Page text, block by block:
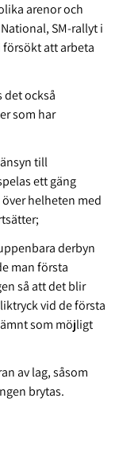
arenor och
SM-rallyt i
försökt att arbeta
det också
som har
till
ett gäng
helheten med
derbyn
man första
så att det blir
vid de första
som möjligt
av lag, såsom
brytas.